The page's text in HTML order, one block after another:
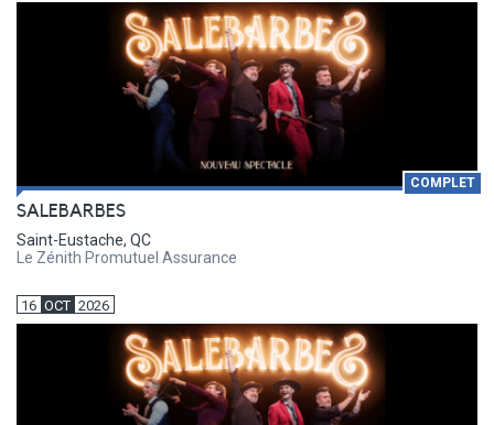
COMPLET
SALEBARBES
Saint-Eustache, QC
Le Zénith Promutuel Assurance
16 OCT 2026